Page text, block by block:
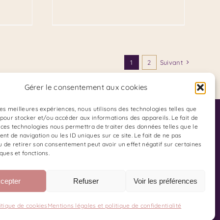
Gérer le consentement aux cookies
meilleures expériences, nous utilisons des technologies telles que
stocker et/ou accéder aux informations des appareils. Le fait de
technologies nous permettra de traiter des données telles que le
de navigation ou les ID uniques sur ce site. Le fait de ne pas
de retirer son consentement peut avoir un effet négatif sur certaines
et fonctions.
Refuser Voir les préférences
de cookies Mentions légales et politique de confidentialité
1 2 Suivant
Adresse du Cabinet :
85 Boulevard Charles Arnould
51100 REIMS
TikTok
sur Instagram